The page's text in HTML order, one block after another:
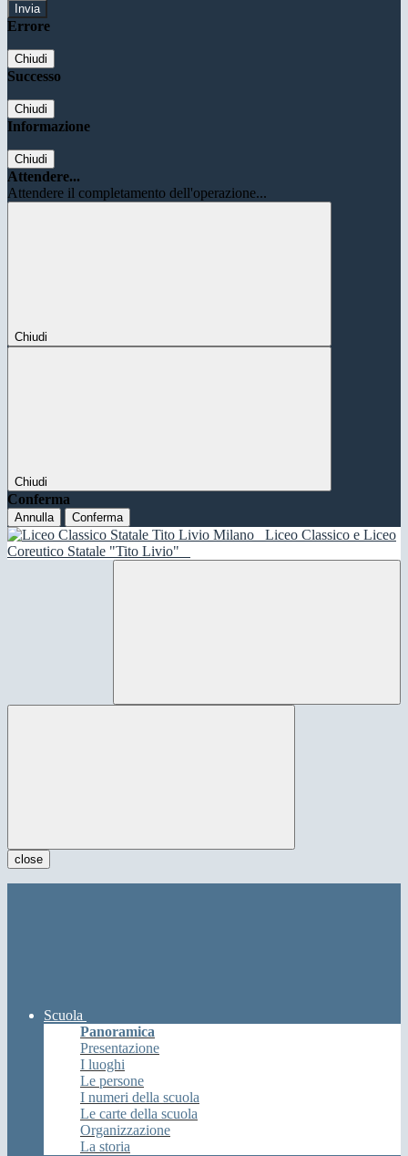
Errore
Chiudi
Successo
Chiudi
Informazione
Chiudi
Attendere...
Attendere il completamento dell'operazione...
Chiudi
Chiudi
Conferma
Annulla Conferma
Liceo Classico e Liceo
Coreutico Statale "Tito Livio"
close
Scuola
Panoramica
Presentazione
I luoghi
Le persone
I numeri della scuola
Le carte della scuola
Organizzazione
La storia